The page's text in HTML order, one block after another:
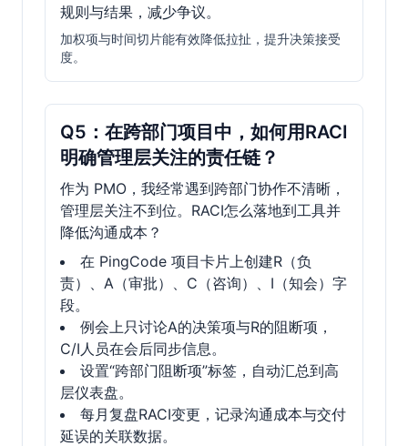
规则与结果，减少争议。
加权项与时间切片能有效降低拉扯，提升决策接受
度。
Q5：在跨部门项目中，如何用RACI
明确管理层关注的责任链？
作为 PMO，我经常遇到跨部门协作不清晰，
管理层关注不到位。RACI怎么落地到工具并
降低沟通成本？
在 PingCode 项目卡片上创建R（负
责）、A（审批）、C（咨询）、I（知会）字
段。
例会上只讨论A的决策项与R的阻断项，
C/I人员在会后同步信息。
设置“跨部门阻断项”标签，自动汇总到高
层仪表盘。
每月复盘RACI变更，记录沟通成本与交付
延误的关联数据。